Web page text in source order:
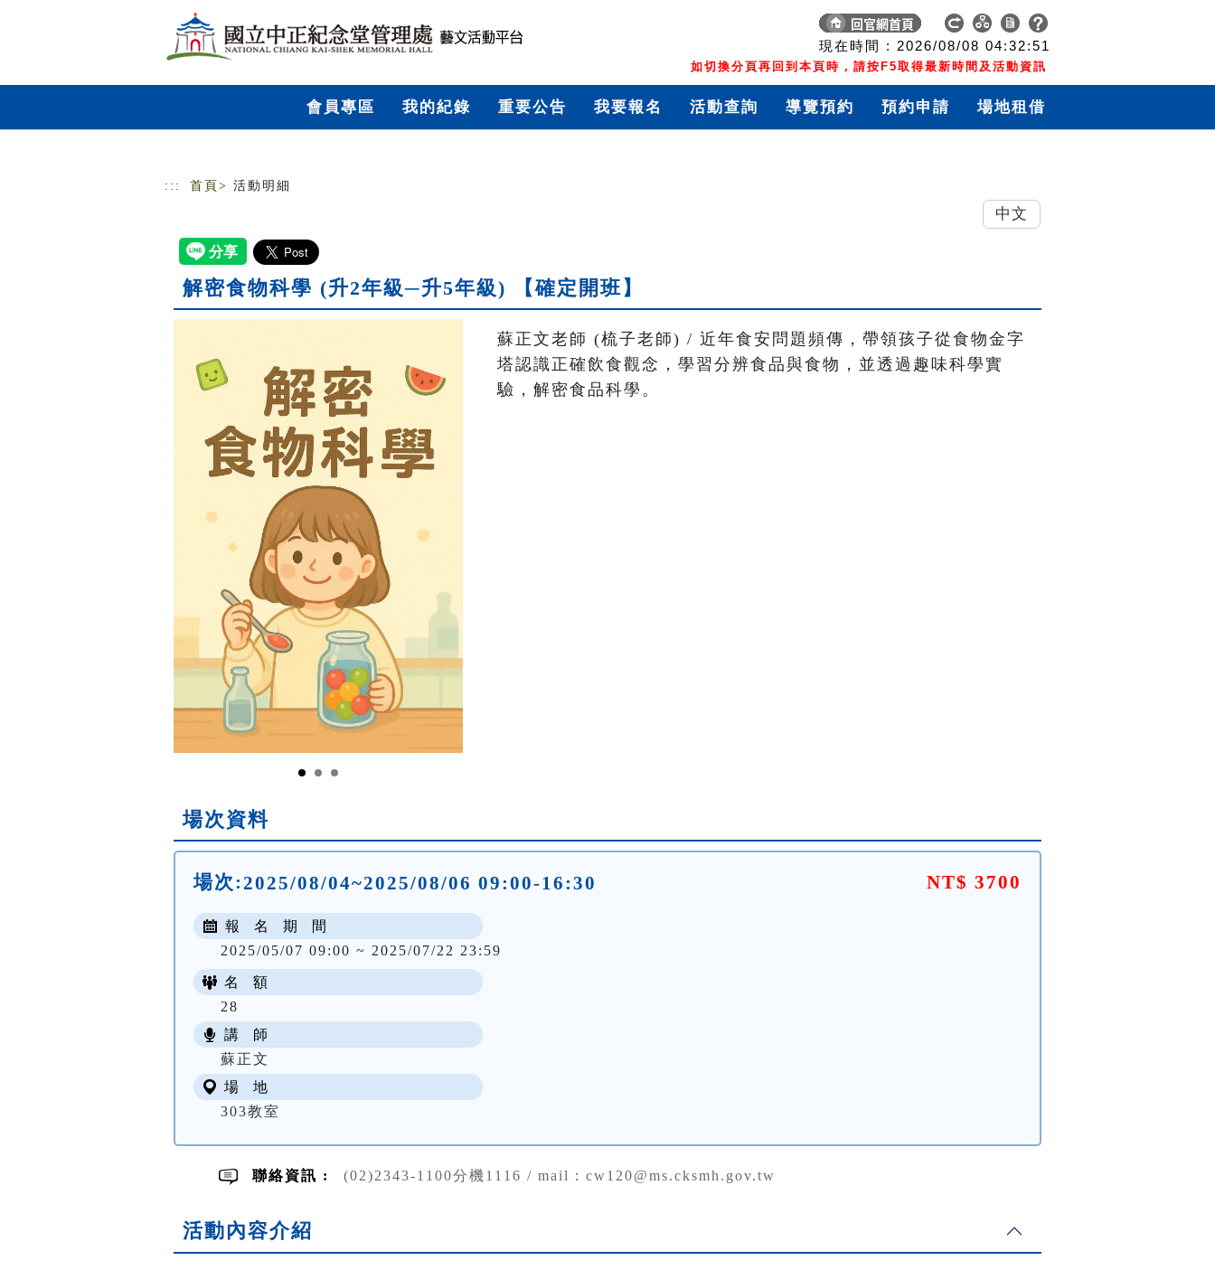
現在時間 : 2026/08/08 04:32:52
如切換分頁再回到本頁時，請按F5取得最新時間及活動資訊
會員專區 我的紀錄 重要公告 我要報名 活動查詢 導覽預約 預約申請 場地租借
::: 首頁 > 活動明細
解密食物科學 (升2年級─升5年級) 【確定開班】
蘇正文老師 (梳子老師) / 近年食安問題頻傳，帶領孩子從食物金字
塔認識正確飲食觀念，學習分辨食品與食物，並透過趣味科學實
場次資料
場次:2025/08/04~2025/08/06 09:00-16:30 NT$ 3700
報 名 期 間
2025/05/07 09:00 ~ 2025/07/22 23:59
名 額
28
講 師
蘇正文
場 地
303教室
聯絡資訊 : (02)2343-1100分機1116 / mail：cw120@ms.cksmh.gov.tw
活動內容介紹